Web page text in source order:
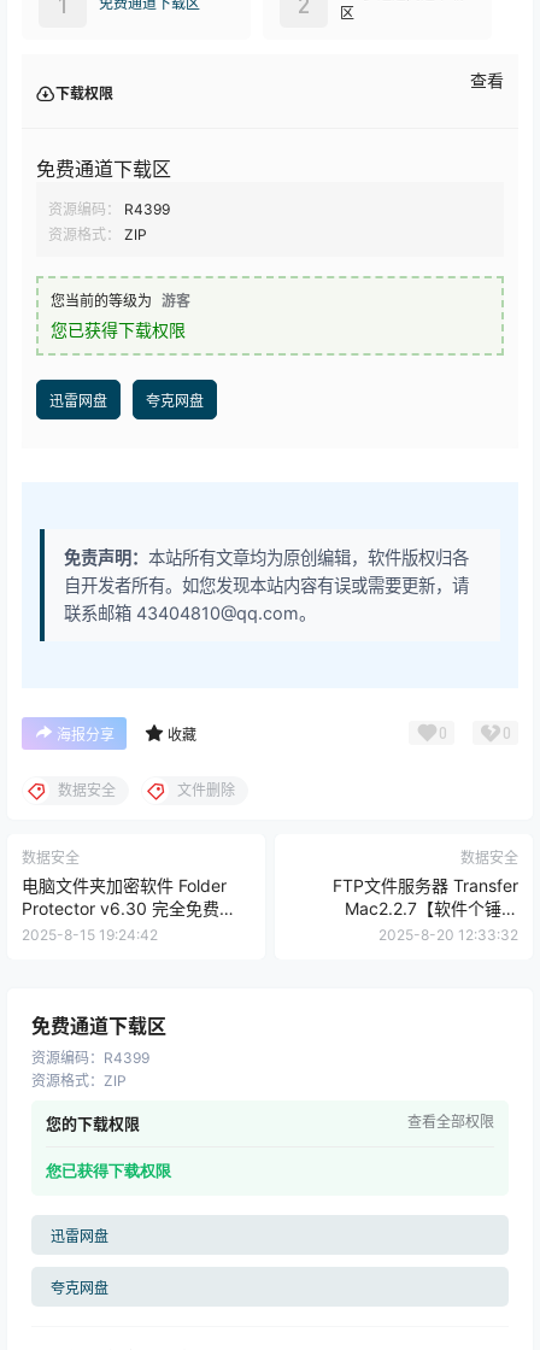
区
下载权限
查看
免费通道下载区
资源编码：
R4399
资源格式：
ZIP
您当前的等级为 游客
您已获得下载权限
迅雷网盘 夸克网盘
免责声明： 本站所有文章均为原创编辑，软件版权归各
自开发者所有。如您发现本站内容有误或需要更新，请
联系邮箱 43404810@qq.com。
海报分享 收藏 0 0
数据安全 文件删除
数据安全
电脑文件夹加密软件 Folder
Protector v6.30 完全免费
【软件个锤子·R4383】
2025-8-15 19:24:42
数据安全
FTP文件服务器 Transfer
Mac2.2.7【软件个锤子
·R4401】
2025-8-20 12:33:32
免费通道下载区
资源编码： R4399
资源格式： ZIP
您的下载权限 查看全部权限
您已获得下载权限
迅雷网盘
夸克网盘